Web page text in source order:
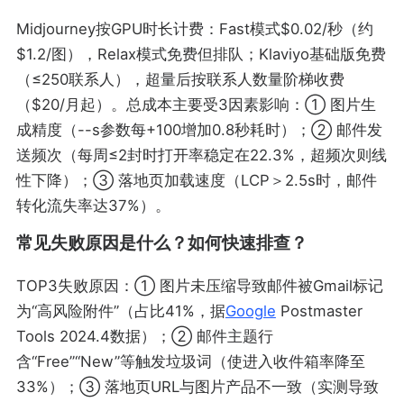
Midjourney按GPU时长计费：Fast模式$0.02/秒（约
$1.2/图），Relax模式免费但排队；Klaviyo基础版免费
（≤250联系人），超量后按联系人数量阶梯收费
（$20/月起）。总成本主要受3因素影响：① 图片生
成精度（--s参数每+100增加0.8秒耗时）；② 邮件发
送频次（每周≤2封时打开率稳定在22.3%，超频次则线
性下降）；③ 落地页加载速度（LCP＞2.5s时，邮件
转化流失率达37%）。
常见失败原因是什么？如何快速排查？
TOP3失败原因：① 图片未压缩导致邮件被Gmail标记
为“高风险附件”（占比41%，据Google Postmaster
Tools 2024.4数据）；② 邮件主题行
含“Free”“New”等触发垃圾词（使进入收件箱率降至
33%）；③ 落地页URL与图片产品不一致（实测导致